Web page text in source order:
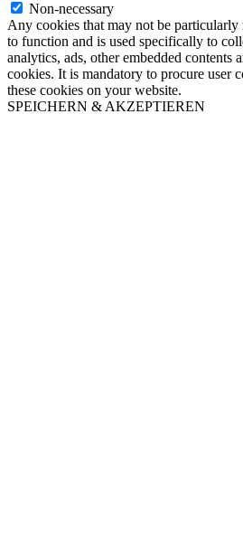
Non-necessary
Any cookies that may not be particularly
to function and is used specifically to
analytics, ads, other embedded contents
cookies. It is mandatory to procure user
these cookies on your website.
SPEICHERN & AKZEPTIEREN